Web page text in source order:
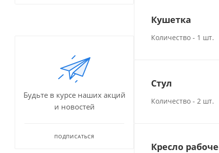
Кушетка
Количество - 1 шт.
Стул
Количество - 2 шт.
Кресло
Будьте в курсе наших акций
и новостей
ПОДПИСАТЬСЯ